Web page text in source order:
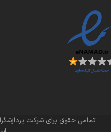
تمامی حقوق برای شرکت